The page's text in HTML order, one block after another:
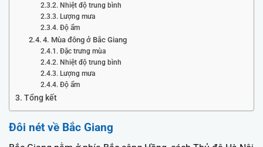
Nhiệt độ trung bình
Lượng mưa
Độ ẩm
4. Mùa đông ở Bắc Giang
Đặc trưng mùa
Nhiệt độ trung bình
Lượng mưa
Độ ẩm
Tổng kết
Đôi nét về Bắc Giang